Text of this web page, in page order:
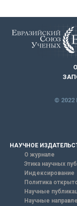
©
НАУЧНОЕ
О журнале
Этика научных
Индексирование
Политика
Научные
Научные